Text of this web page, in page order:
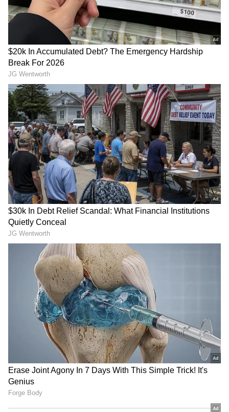
ఉంది ఎవ‌రో గుర్తు ప‌ట్టారా.?
ఇంత‌కీ వీళ్లు ఏమై పోయారు.?
కాదు.. దేశ యువ‌త‌కు ప్ర‌ధాని
మోదీ సూచన
గుజరాత్‌లో వింత ఘటన అలల్లా
ఎగసి పడుతున్న బావి నీళ్లు |
Virparada village | Gujarat
mysterious well
డాలర్లు వస్తాయి కానీ...
అమెరికాలో అందరి బతుకూ ఇదే!
| US vs India Minimum
Wage | Asianet News Telugu
LATEST VIDEOS
చీరను నేసిన సీఎం చంద్రబాబు | CM
Chandrababu Chirala tour | Asianet
Telugu
బంగాళాఖాతంలో అల్పపీడనం...ఇక ఏపీలో
దంచుడే | Asianet News Telugu